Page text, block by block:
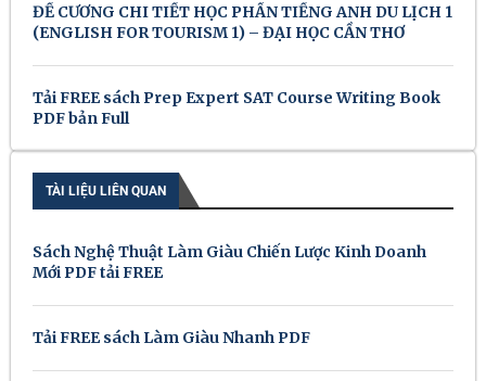
ĐỀ CƯƠNG CHI TIẾT HỌC PHẦN TIẾNG ANH DU LỊCH 1
(ENGLISH FOR TOURISM 1) – ĐẠI HỌC CẦN THƠ
Tải FREE sách Prep Expert SAT Course Writing Book
PDF bản Full
TÀI LIỆU LIÊN QUAN
Sách Nghệ Thuật Làm Giàu Chiến Lược Kinh Doanh
Mới PDF tải FREE
Tải FREE sách Làm Giàu Nhanh PDF